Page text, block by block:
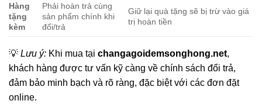
Hàng
tặng
kèm
Phải hoàn trả cùng
sản phẩm chính khi
đổi/trả
Giữ lại quà tặng sẽ bị trừ vào giá
trị hoàn tiền
💡 Lưu ý: Khi mua tại changagoidemsonghong.net,
khách hàng được tư vấn kỹ càng về chính sách đổi trả,
đảm bảo minh bạch và rõ ràng, đặc biệt với các đơn đặt
online.